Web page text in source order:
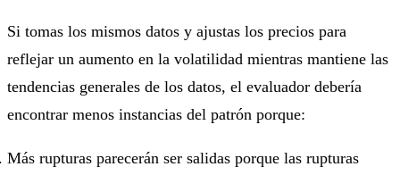
Si tomas los mismos datos y ajustas los precios para
reflejar un aumento en la volatilidad mientras mantiene las
tendencias generales de los datos, el evaluador debería
encontrar menos instancias del patrón porque:
Más rupturas parecerán ser salidas porque las rupturas